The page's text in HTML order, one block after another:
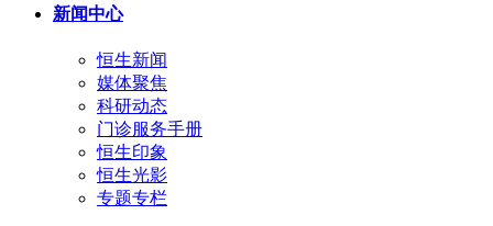
新闻中心
恒生新闻
媒体聚焦
科研动态
门诊服务手册
恒生印象
恒生光影
专题专栏